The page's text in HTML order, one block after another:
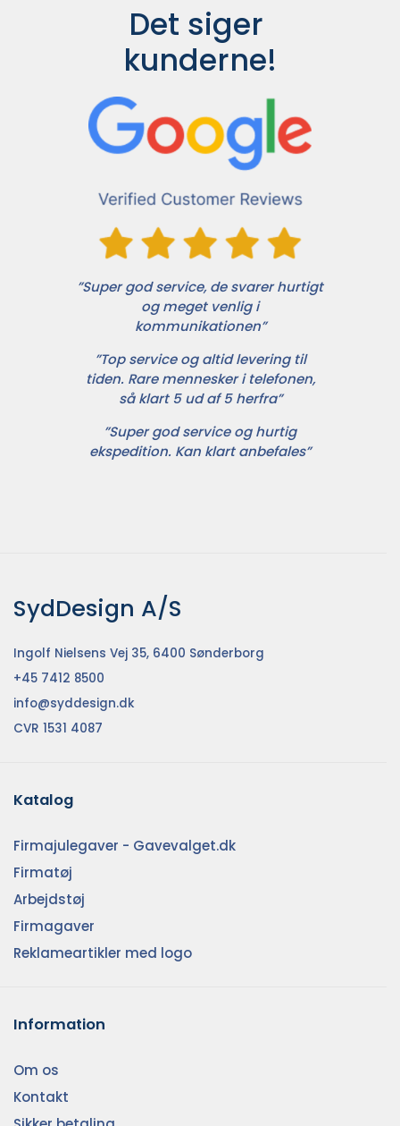
Det siger
kunderne!
”Super god service, de svarer hurtigt
og meget venlig i
kommunikationen”
”Top service og altid levering til
tiden. Rare mennesker i telefonen,
så klart 5 ud af 5 herfra”
”Super god service og hurtig
ekspedition. Kan klart anbefales”
SydDesign A/S
Ingolf Nielsens Vej 35, 6400 Sønderborg
+45 7412 8500
info@syddesign.dk
CVR 1531 4087
Katalog
Firmajulegaver - Gavevalget.dk
Firmatøj
Arbejdstøj
Firmagaver
Reklameartikler med logo
Information
Om os
Kontakt